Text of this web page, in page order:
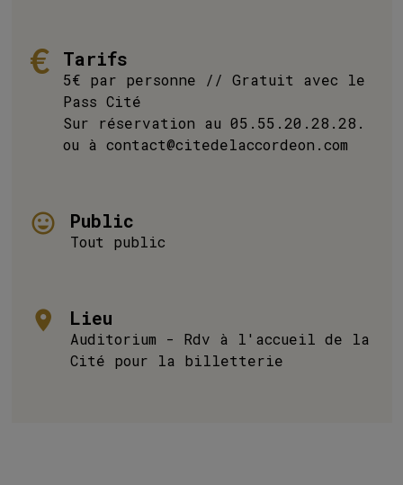
Tarifs
5€ par personne // Gratuit avec le
Pass Cité
Sur réservation au 05.55.20.28.28.
ou à contact@citedelaccordeon.com
Public
Tout public
Lieu
Auditorium - Rdv à l'accueil de la
Cité pour la billetterie